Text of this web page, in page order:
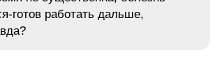
готов работать дальше,